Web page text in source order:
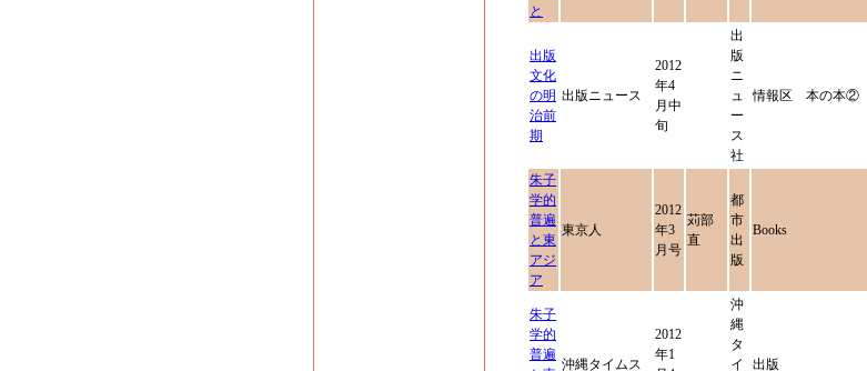
と
出版
文化
の明
治前
期
出版ニュース
2012
年4
月中
旬
出
版
ニ
ュ
ー
ス
社
情報区 本の本②
朱子
学的
普遍
と東
アジ
ア
東京人
2012
年3
月号
苅部
直
都
市
出
版
Books
朱子
学的
普遍
沖縄タイムス
2012
年1
沖
縄
タ
イ
出版